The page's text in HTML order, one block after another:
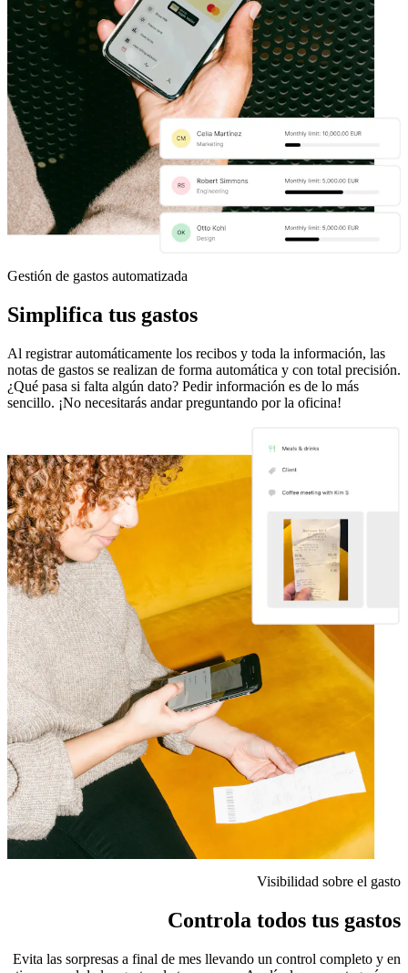
Gestión de gastos automatizada
Simplifica tus gastos
Al registrar automáticamente los recibos y toda la información, las
notas de gastos se realizan de forma automática y con total precisión.
¿Qué pasa si falta algún dato? Pedir información es de lo más
sencillo. ¡No necesitarás andar preguntando por la oficina!
Visibilidad sobre el gasto
Controla todos tus gastos
Evita las sorpresas a final de mes llevando un control completo y en